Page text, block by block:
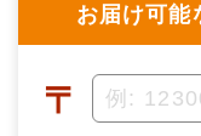
お届け可能
〒